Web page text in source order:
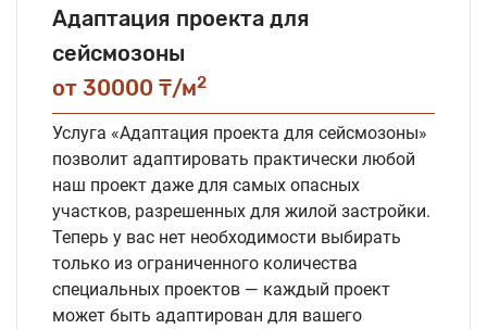
Адаптация проекта для
сейсмозоны
от 30000 ₸/м2
Услуга «Адаптация проекта для сейсмозоны»
позволит адаптировать практически любой
наш проект даже для самых опасных
участков, разрешенных для жилой застройки.
Теперь у вас нет необходимости выбирать
только из ограниченного количества
специальных проектов — каждый проект
может быть адаптирован для вашего